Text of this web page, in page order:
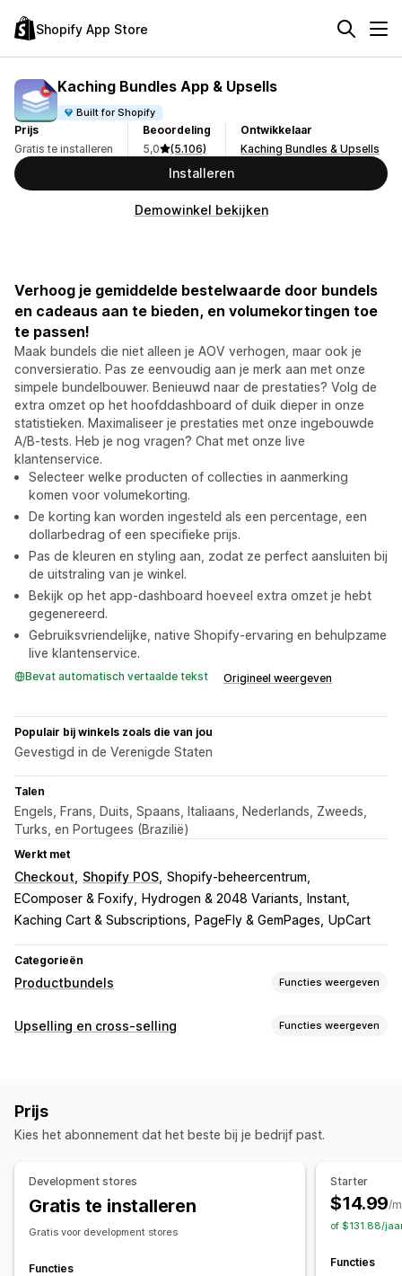
Shopify App Store
Kaching Bundles App & Upsells
Built for Shopify
Prijs
Gratis te installeren
Beoordeling
5,0
(5.106)
Ontwikkelaar
Kaching Bundles & Upsells
Installeren
Demowinkel bekijken
Verhoog je gemiddelde bestelwaarde door bundels
en cadeaus aan te bieden, en volumekortingen toe
te passen!
Maak bundels die niet alleen je AOV verhogen, maar ook je
conversieratio. Pas ze eenvoudig aan je merk aan met onze
simpele bundelbouwer. Benieuwd naar de prestaties? Volg de
extra omzet op het hoofddashboard of duik dieper in onze
statistieken. Maximaliseer je prestaties met onze ingebouwde
A/B-tests. Heb je nog vragen? Chat met onze live
klantenservice.
Selecteer welke producten of collecties in aanmerking
komen voor volumekorting.
De korting kan worden ingesteld als een percentage, een
dollarbedrag of een specifieke prijs.
Pas de kleuren en styling aan, zodat ze perfect aansluiten bij
de uitstraling van je winkel.
Bekijk op het app-dashboard hoeveel extra omzet je hebt
gegenereerd.
Gebruiksvriendelijke, native Shopify-ervaring en behulpzame
live klantenservice.
Bevat automatisch vertaalde tekst Origineel weergeven
Populair bij winkels zoals die van jou
Gevestigd in de Verenigde Staten
Talen
Engels, Frans, Duits, Spaans, Italiaans, Nederlands, Zweeds,
Turks, en Portugees (Brazilië)
Werkt met
Checkout Shopify POS Shopify-beheercentrum
EComposer & Foxify Hydrogen & 2048 Variants Instant
Kaching Cart & Subscriptions PageFly & GemPages UpCart
Categorieën
Productbundels Functies weergeven
Soorten bundels
Upsell-bundels
Gerelateerde producten Digitale producten
Prijzen die je kunt instellen
Forfaitaire kortingen
Upselling en cross-selling Functies weergeven
Add-ons in één klik
Drag-and-drop-editor Meerdere valuta Meerdere talen
Garanties
Verzendbescherming
Cadeauverpakking
Gratis verzending
Add-ons voor producten
Prijs
Kies het abonnement dat het beste bij je bedrijf past.
Development stores
Gratis te installeren
Gratis voor development stores
Functies
Starter
$14.99/
of $131.88/
Functies